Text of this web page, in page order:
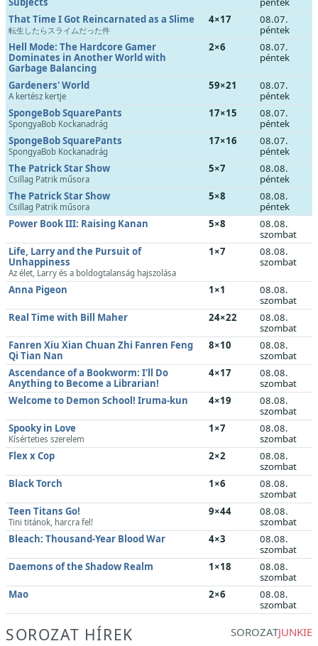
That Time I Got Reincarnated as a Slime
転生したらスライムだった件
4×17
08.07.
péntek
Hell Mode: The Hardcore Gamer
Dominates in Another World with
Garbage Balancing
2×6
08.07.
péntek
Gardeners' World
A kertész kertje
59×21
08.07.
péntek
SpongeBob SquarePants
SpongyaBob Kockanadrág
17×15
08.07.
péntek
SpongeBob SquarePants
SpongyaBob Kockanadrág
17×16
08.07.
péntek
The Patrick Star Show
Csillag Patrik műsora
5×7
08.08.
péntek
The Patrick Star Show
Csillag Patrik műsora
5×8
08.08.
péntek
Power Book III: Raising Kanan
5×8
08.08.
szombat
Life, Larry and the Pursuit of
Unhappiness
Az élet, Larry és a boldogtalanság hajszolása
1×7
08.08.
szombat
Anna Pigeon 1×1
08.08.
szombat
Real Time with Bill Maher
24×22
08.08.
szombat
Fanren Xiu Xian Chuan Zhi Fanren Feng
Qi Tian Nan
8×10
08.08.
szombat
Ascendance of a Bookworm: I'll Do
Anything to Become a Librarian!
4×17
08.08.
szombat
Welcome to Demon School! Iruma-kun
4×19
08.08.
szombat
Spooky in Love
Kísérteties szerelem
1×7
08.08.
szombat
Flex x Cop
2×2
08.08.
szombat
Black Torch
1×6
08.08.
szombat
Teen Titans Go!
Tini titánok, harcra fel!
9×44
08.08.
szombat
Bleach: Thousand-Year Blood War
4×3
08.08.
szombat
Daemons of the Shadow Realm
1×18
08.08.
szombat
Mao
2×6
08.08.
szombat
SOROZATJUNKIE
SOROZAT HÍREK